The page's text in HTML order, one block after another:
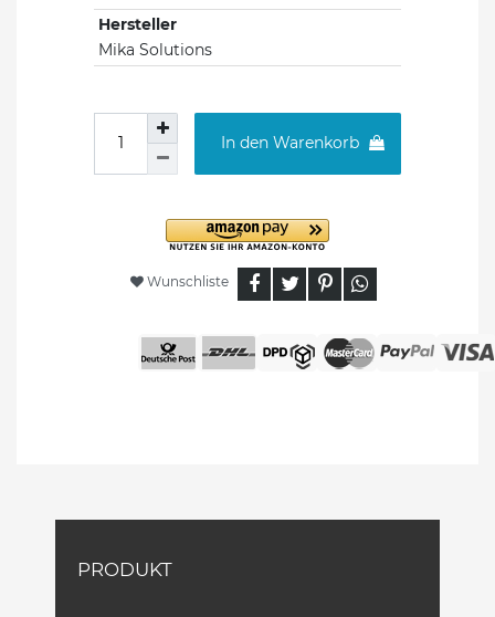
Hersteller
Mika Solutions
In den Warenkorb
Wunschliste
PRODUKT